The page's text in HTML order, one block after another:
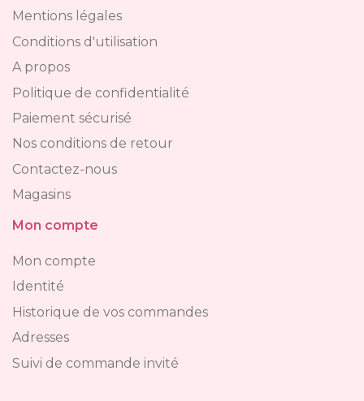
Mentions légales
Conditions d'utilisation
A propos
Politique de confidentialité
Paiement sécurisé
Nos conditions de retour
Contactez-nous
Magasins
Mon compte
Mon compte
Identité
Historique de vos commandes
Adresses
Suivi de commande invité